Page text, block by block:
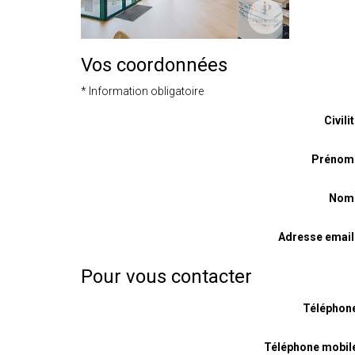
Vos coordonnées
* Information obligatoire
Prénom
Adresse email
Pour vous contacter
Téléphone